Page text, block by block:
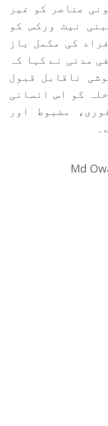
عناصر کو غیر
نیٹ ورکس کو
کی مکمل باز
مدنی نے کہا کہ
ناقابل قبول
کو اس انسانی
مضبوط اور